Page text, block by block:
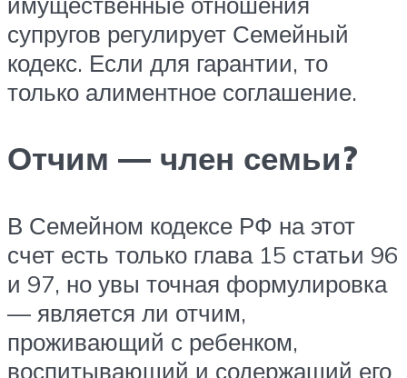
супругов регулирует Семейный
кодекс. Если для гарантии, то
только алиментное соглашение.
Отчим — член семьи?
В Семейном кодексе РФ на этот
счет есть только глава 15 статьи 96
и 97, но увы точная формулировка
— является ли отчим,
проживающий с ребенком,
воспитывающий и содержащий его